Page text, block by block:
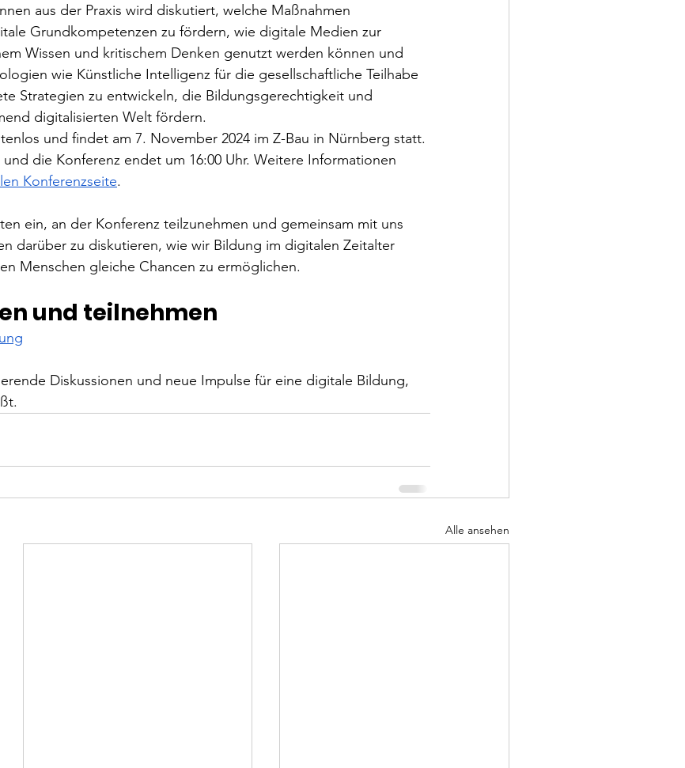
aus der Praxis wird diskutiert, welche Maßnahmen
Grundkompetenzen zu fördern, wie digitale Medien zur
Wissen und kritischem Denken genutzt werden können und
wie Künstliche Intelligenz für die gesellschaftliche Teilhabe
Strategien zu entwickeln, die Bildungsgerechtigkeit und
digitalisierten Welt fördern.
und findet am 7. November 2024 im Z-Bau in Nürnberg statt.
und die Konferenz endet um 16:00 Uhr. Weitere Informationen
Konferenzseite.
ein, an der Konferenz teilzunehmen und gemeinsam mit uns
darüber zu diskutieren, wie wir Bildung im digitalen Zeitalter
Menschen gleiche Chancen zu ermöglichen.
und teilnehmen
Diskussionen und neue Impulse für eine digitale Bildung,
Alle ansehen